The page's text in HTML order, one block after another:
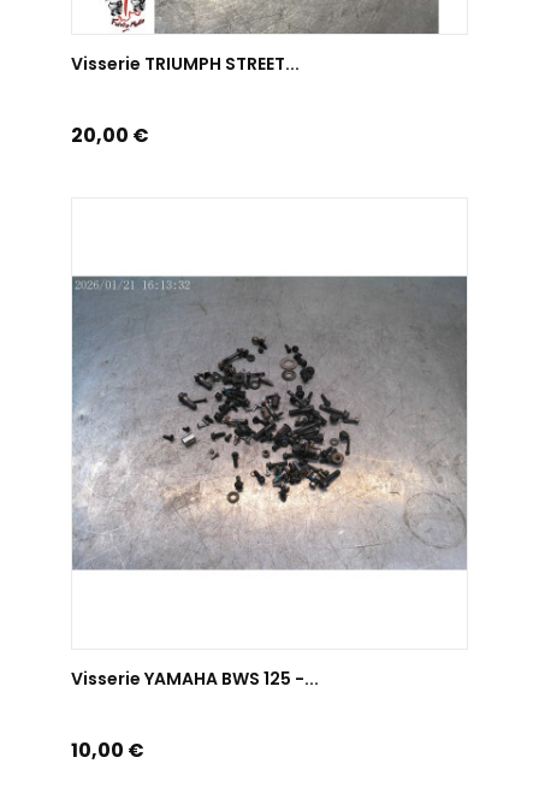
AJOUTER AU PANIER
Visserie TRIUMPH STREET...
Prix
20,00 €
Visserie YAMAHA BWS 125 -...
Prix
10,00 €